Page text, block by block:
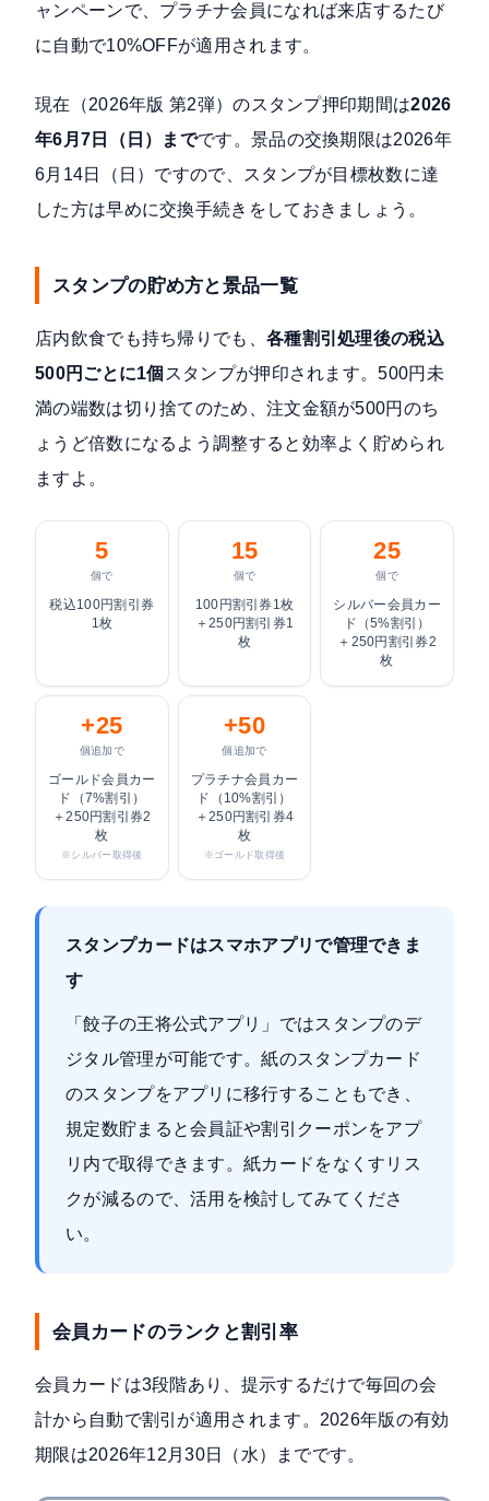
ャンペーンで、プラチナ会員になれば来店するたび
に自動で10%OFFが適用されます。
現在（2026年版 第2弾）のスタンプ押印期間は2026
年6月7日（日）までです。景品の交換期限は2026年
6月14日（日）ですので、スタンプが目標枚数に達
した方は早めに交換手続きをしておきましょう。
スタンプの貯め方と景品一覧
店内飲食でも持ち帰りでも、 各種割引処理後の税込
500円ごとに1個 スタンプが押印されます。500円未
満の端数は切り捨てのため、注文金額が500円のち
ょうど倍数になるよう調整すると効率よく貯められ
ますよ。
5
個で
税込100円割引券
1枚
15
個で
100円割引券1枚
＋250円割引券1
枚
25
個で
シルバー会員カー
ド（5%割引）
＋250円割引券2
枚
+25
個追加で
ゴールド会員カー
ド（7%割引）
＋250円割引券2
枚
※シルバー取得後
+50
個追加で
プラチナ会員カー
ド（10%割引）
＋250円割引券4
枚
※ゴールド取得後
スタンプカードはスマホアプリで管理できま
す
「餃子の王将公式アプリ」ではスタンプのデ
ジタル管理が可能です。紙のスタンプカード
のスタンプをアプリに移行することもでき、
規定数貯まると会員証や割引クーポンをアプ
リ内で取得できます。紙カードをなくすリス
クが減るので、活用を検討してみてくださ
い。
会員カードのランクと割引率
会員カードは3段階あり、提示するだけで毎回の会
計から自動で割引が適用されます。2026年版の有効
期限は2026年12月30日（水） までです。